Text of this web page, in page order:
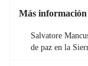
Más información
Salvatore
de paz en la